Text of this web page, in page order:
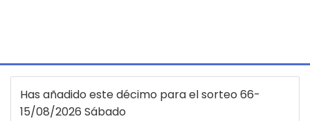
Has añadido este décimo para el sorteo 66-
15/08/2026 Sábado